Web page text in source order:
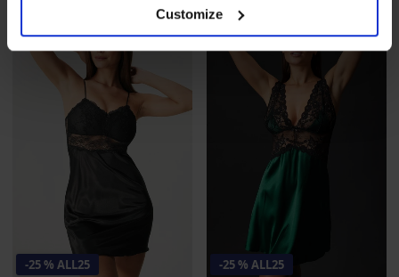
Customize
-25 % ALL25 -25 % ALL25